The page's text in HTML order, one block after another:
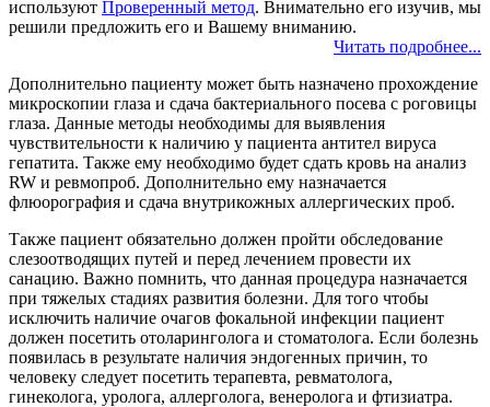
используют Проверенный метод. Внимательно его изучив, мы
решили предложить его и Вашему вниманию.
Читать подробнее...
Дополнительно пациенту может быть назначено прохождение
микроскопии глаза и сдача бактериального посева с роговицы
глаза. Данные методы необходимы для выявления
чувствительности к наличию у пациента антител вируса
гепатита. Также ему необходимо будет сдать кровь на анализ
RW и ревмопроб. Дополнительно ему назначается
флюорография и сдача внутрикожных аллергических проб.
Также пациент обязательно должен пройти обследование
слезоотводящих путей и перед лечением провести их
санацию. Важно помнить, что данная процедура назначается
при тяжелых стадиях развития болезни. Для того чтобы
исключить наличие очагов фокальной инфекции пациент
должен посетить отоларинголога и стоматолога. Если болезнь
появилась в результате наличия эндогенных причин, то
человеку следует посетить терапевта, ревматолога,
гинеколога, уролога, аллерголога, венеролога и фтизиатра.